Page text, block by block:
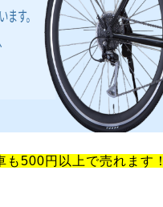
も500円以上で売れます